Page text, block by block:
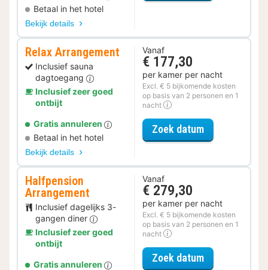
Betaal in het hotel
Bekijk details
Relax Arrangement
Inclusief sauna
dagtoegang
Inclusief zeer goed
ontbijt
Gratis annuleren
Betaal in het hotel
Bekijk details
Vanaf
€ 177,30
per kamer per nacht
Excl. € 5 bijkomende kosten
op basis van 2 personen en 1
nacht
Zoek datumvoor Relax
Halfpension
Arrangement
Inclusief dagelijks 3-
gangen diner
Inclusief zeer goed
ontbijt
Gratis annuleren
Vanaf
€ 279,30
per kamer per nacht
Excl. € 5 bijkomende kosten
op basis van 2 personen en 1
nacht
Zoek datumvoor